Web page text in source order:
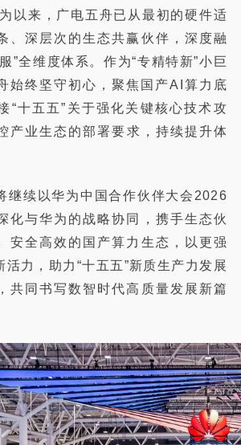
以来，广电五舟已从最初的硬件适
、深层次的生态共赢伙伴，深度融
”全维度体系。作为“专精特新”小巨
始终坚守初心，聚焦 国产AI 算力底
“十五五”关于强化关键核心技术攻
产业生态的部署要求，持续提升体
继续以华为中国合作伙伴大会2026
化与华为的战略协同，携手生态伙
安全高效的国产算力生态，以 更强
活力 ，助力 “十五五”新质生产力发展
共同书写数智时代高质量发展新篇